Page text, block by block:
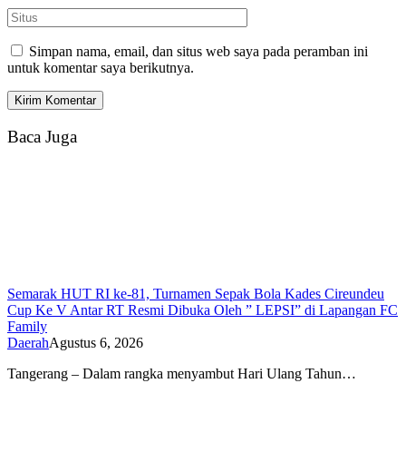
Simpan nama, email, dan situs web saya pada peramban ini
untuk komentar saya berikutnya.
Baca Juga
Semarak HUT RI ke-81, Turnamen Sepak Bola Kades Cireundeu
Cup Ke V Antar RT Resmi Dibuka Oleh ” LEPSI” di Lapangan FC
Family
DaerahAgustus 6, 2026
Tangerang – Dalam rangka menyambut Hari Ulang Tahun…